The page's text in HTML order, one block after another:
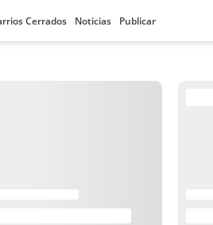
Cerrados Noticias Publicar